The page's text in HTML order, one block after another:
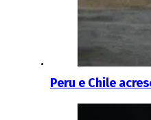
Peru e Chile